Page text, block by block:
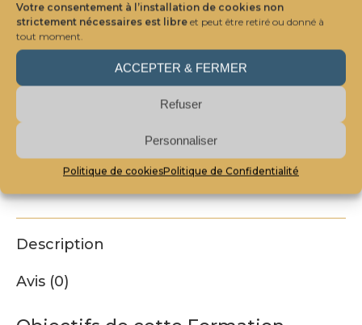
Votre consentement à l’installation de cookies non
strictement nécessaires est libre et peut être retiré ou donné à
tout moment.
ACCEPTER & FERMER
Refuser
Personnaliser
Politique de cookiesPolitique de Confidentialité
quantité
de
Agir
au
septembre
Ajouter au panier
Catégorie :
Partager cette Formation
PartagerPartagerPartager
Description
Avis (0)